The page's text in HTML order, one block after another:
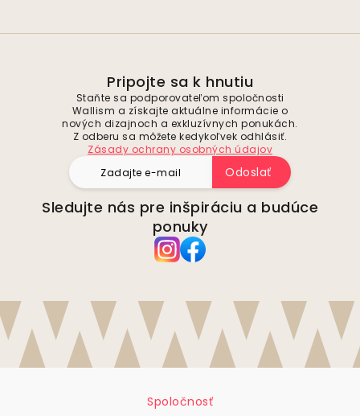
Pripojte sa k hnutiu
Staňte sa podporovateľom spoločnosti
Wallism a získajte aktuálne informácie o
nových dizajnoch a exkluzívnych ponukách.
Z odberu sa môžete kedykoľvek odhlásiť.
Zásady ochrany osobných údajov
Odoslať
Sledujte nás pre inšpiráciu a budúce
ponuky
Spoločnosť